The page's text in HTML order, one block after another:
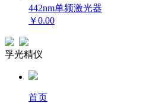
442nm单频激光器
￥0.00
孚光精仪
首页